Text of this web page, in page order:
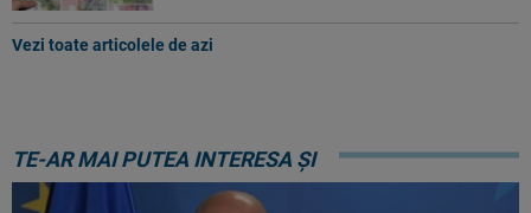
Vezi toate articolele de azi
TE-AR MAI PUTEA INTERESA ȘI